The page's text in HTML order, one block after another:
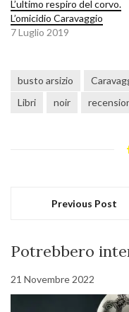
L’ultimo respiro del corvo.
L’omicidio Caravaggio
7 Luglio 2019
busto arsizio
Libri
noir
Previous Post
Potrebbero
21 Novembre 2022